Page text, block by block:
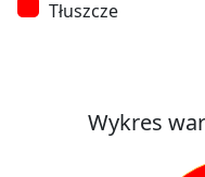
Tłuszcze
Wykres